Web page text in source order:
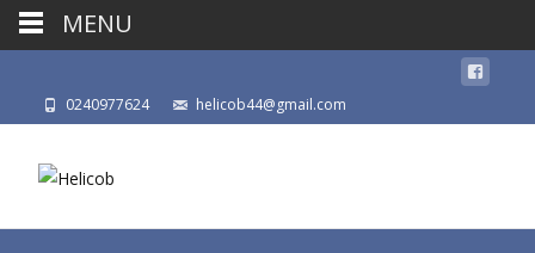
0240977624 helicob44@gmail.com
MENU